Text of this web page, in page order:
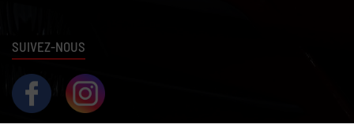
SUIVEZ-NOUS